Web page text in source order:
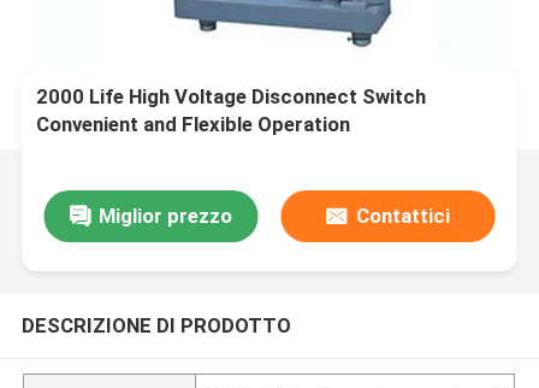
2000 Life High Voltage Disconnect Switch
Convenient and Flexible Operation
Miglior prezzo Contattici
DESCRIZIONE DI PRODOTTO